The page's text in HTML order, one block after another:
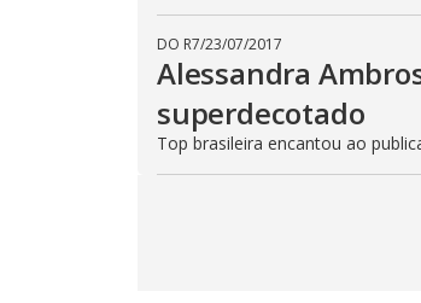
DO R7/23/07/2017
Alessandra
superdecotado
Top brasileira encantou ao